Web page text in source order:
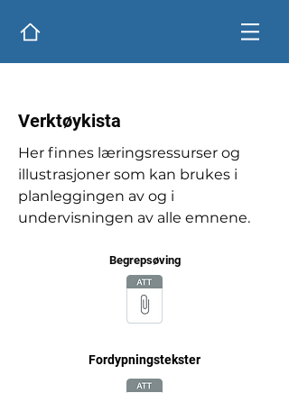
Verktøykista
Her finnes læringsressurser og
illustrasjoner som kan brukes i
planleggingen av og i
undervisningen av alle emnene.
Begrepsøving
Fordypningstekster